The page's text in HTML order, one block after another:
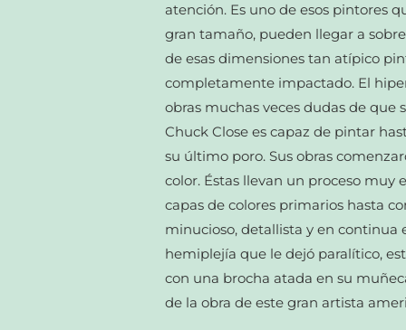
atención. Es uno de esos pintores
gran tamaño, pueden llegar a
de esas dimensiones tan atípico
completamente impactado. El
obras muchas veces dudas de
Chuck Close es capaz de pintar
su último poro. Sus obras
color. Éstas llevan un proceso
capas de colores primarios hasta
minucioso, detallista y en continua
hemiplejía que le dejó paralítico,
con una brocha atada en su
de la obra de este gran artista